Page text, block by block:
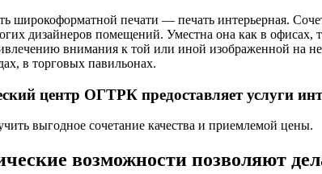
широкоформатной печати — печать интерьерная.
дизайнеров помещений. Уместна она как в офисах,
внимания к той или иной изображенной на
в торговых павильонах.
центр ОГТРК предоставляет услуги
выгодное сочетание качества и приемлемой цены.
возможности позволяют